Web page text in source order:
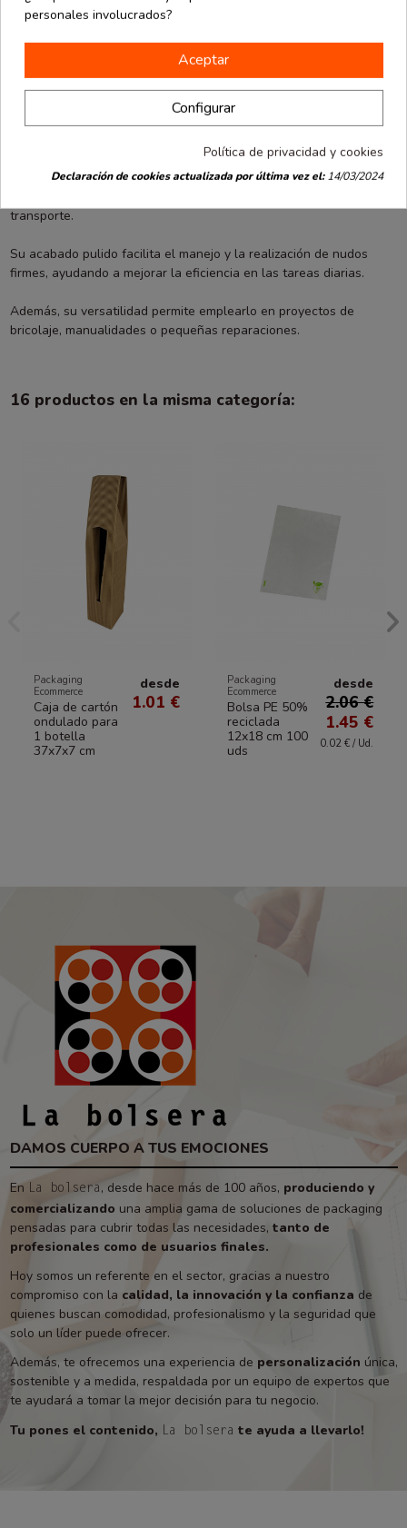
diferentes entornos de trabajo.
Gracias a su resistencia y facilidad de manejo, resulta adecuado
tanto para usos profesionales como domésticos. Su formato
compacto de 100 gramos y aproximadamente 27 metros permite
disponer de una cantidad suficiente para trabajos puntuales sin
ocupar demasiado espacio de almacenamiento.
Este tipo de hilo se utiliza habitualmente en comercios, almacenes,
talleres, agricultura y pequeñas industrias para agrupar productos,
transporte.
Su acabado pulido facilita el manejo y la realización de nudos
firmes, ayudando a mejorar la eficiencia en las tareas diarias.
Además, su versatilidad permite emplearlo en proyectos de
bricolaje, manualidades o pequeñas reparaciones.
16 productos en la misma categoría:
Packaging
Ecommerce
Caja de cartón
ondulado para
1 botella
37x7x7 cm
desde
1.01 €
Packaging
Ecommerce
Bolsa PE 50%
reciclada
12x18 cm 100
uds
desde
2.06 €
1.45 €
0.02 € / Ud.
DAMOS CUERPO A TUS EMOCIONES
En La bolsera, desde hace más de 100 años, produciendo y
comercializando una amplia gama de soluciones de packaging
pensadas para cubrir todas las necesidades, tanto de
profesionales como de usuarios finales.
Hoy somos un referente en el sector, gracias a nuestro
compromiso con la calidad, la innovación y la confianza de
quienes buscan comodidad, profesionalismo y la seguridad que
solo un líder puede ofrecer.
Además, te ofrecemos una experiencia de personalización única,
sostenible y a medida, respaldada por un equipo de expertos que
te ayudará a tomar la mejor decisión para tu negocio.
Tu pones el contenido, La bolsera te ayuda a llevarlo!
personales involucrados?
Aceptar
Configurar
Política de privacidad y cookies
Declaración de cookies actualizada por última vez el:14/03/2024